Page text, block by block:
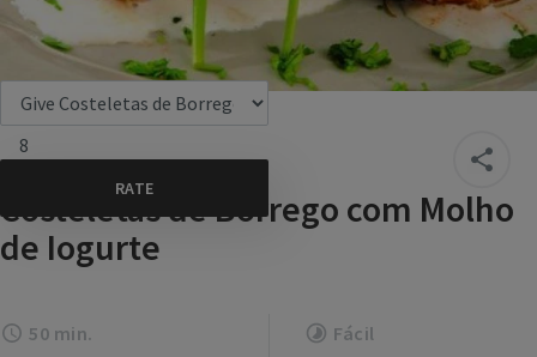
8
Costeletas de Borrego com Molho
de Iogurte
50 min.
Fácil